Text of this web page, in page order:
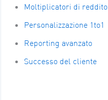
Moltiplicatori di reddito
Personalizzazione 1to1
Reporting avanzato
Successo del cliente